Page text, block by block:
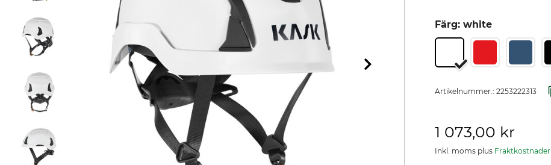
Färg: white
Artikelnummer.: 2253222313
1 073,00 kr
Inkl. moms plus Fraktkostnader